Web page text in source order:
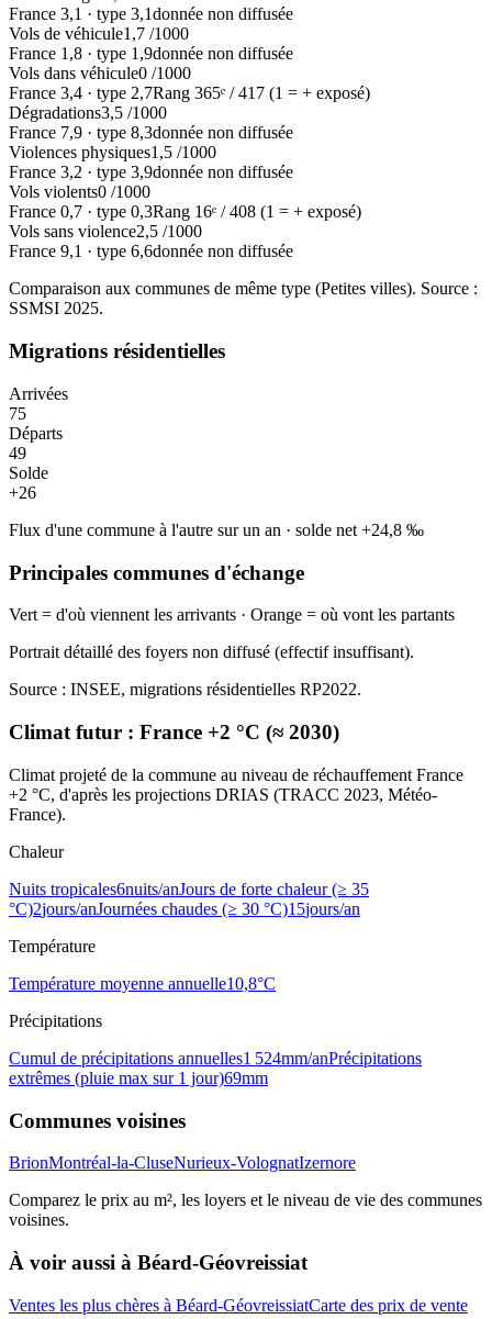
France 3,1 · type 3,1donnée non diffusée
Vols de véhicule1,7 /1000
France 1,8 · type 1,9donnée non diffusée
Vols dans véhicule0 /1000
France 3,4 · type 2,7Rang 365ᵉ /417 (1 = + exposé)
Dégradations3,5 /1000
France 7,9 · type 8,3donnée non diffusée
Violences physiques1,5 /1000
France 3,2 · type 3,9donnée non diffusée
Vols violents0 /1000
France 0,7 · type 0,3Rang 16ᵉ /408 (1 = + exposé)
Vols sans violence2,5 /1000
France 9,1 · type 6,6donnée non diffusée
Comparaison aux communes de même type (Petites villes). Source :
SSMSI 2025.
Migrations résidentielles
Arrivées
75
Départs
49
Solde
+26
Flux d'une commune à l'autre sur un an · solde net +24,8 ‰
Principales communes d'échange
Vert = d'où viennent les arrivants · Orange = où vont les partants
Portrait détaillé des foyers non diffusé (effectif insuffisant).
Source : INSEE, migrations résidentielles RP2022.
Climat futur : France +2 °C (≈ 2030)
Climat projeté de la commune au niveau de réchauffement France
+2 °C, d'après les projections DRIAS (TRACC 2023, Météo-
France).
Chaleur
Nuits tropicales6nuits/anJours de forte chaleur (≥ 35
°C)2jours/anJournées chaudes (≥ 30 °C)15jours/an
Température
Température moyenne annuelle10,8°C
Précipitations
Cumul de précipitations annuelles1 524mm/anPrécipitations
extrêmes (pluie max sur 1 jour)69mm
Communes voisines
BrionMontréal-la-CluseNurieux-VolognatIzernore
Comparez le prix au m², les loyers et le niveau de vie des communes
voisines.
À voir aussi à Béard-Géovreissiat
Ventes les plus chères à Béard-GéovreissiatCarte des prix de vente